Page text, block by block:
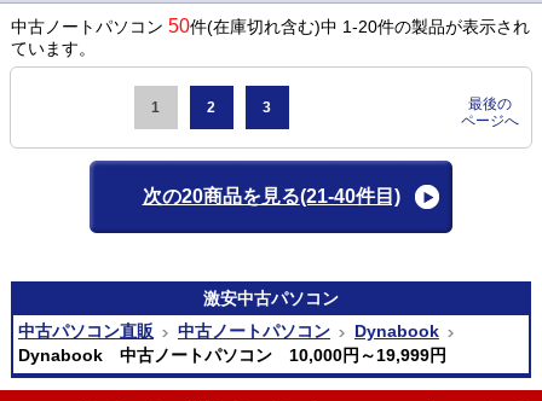
中古ノートパソコン 50件(在庫切れ含む)中 1-20件の製品が表示され
ています。
1 2 3
最後の
ページへ
次の20商品を見る(21-40件目)
激安中古パソコン
中古パソコン直販
中古ノートパソコン
Dynabook
Dynabook 中古ノートパソコン 10,000円～19,999円